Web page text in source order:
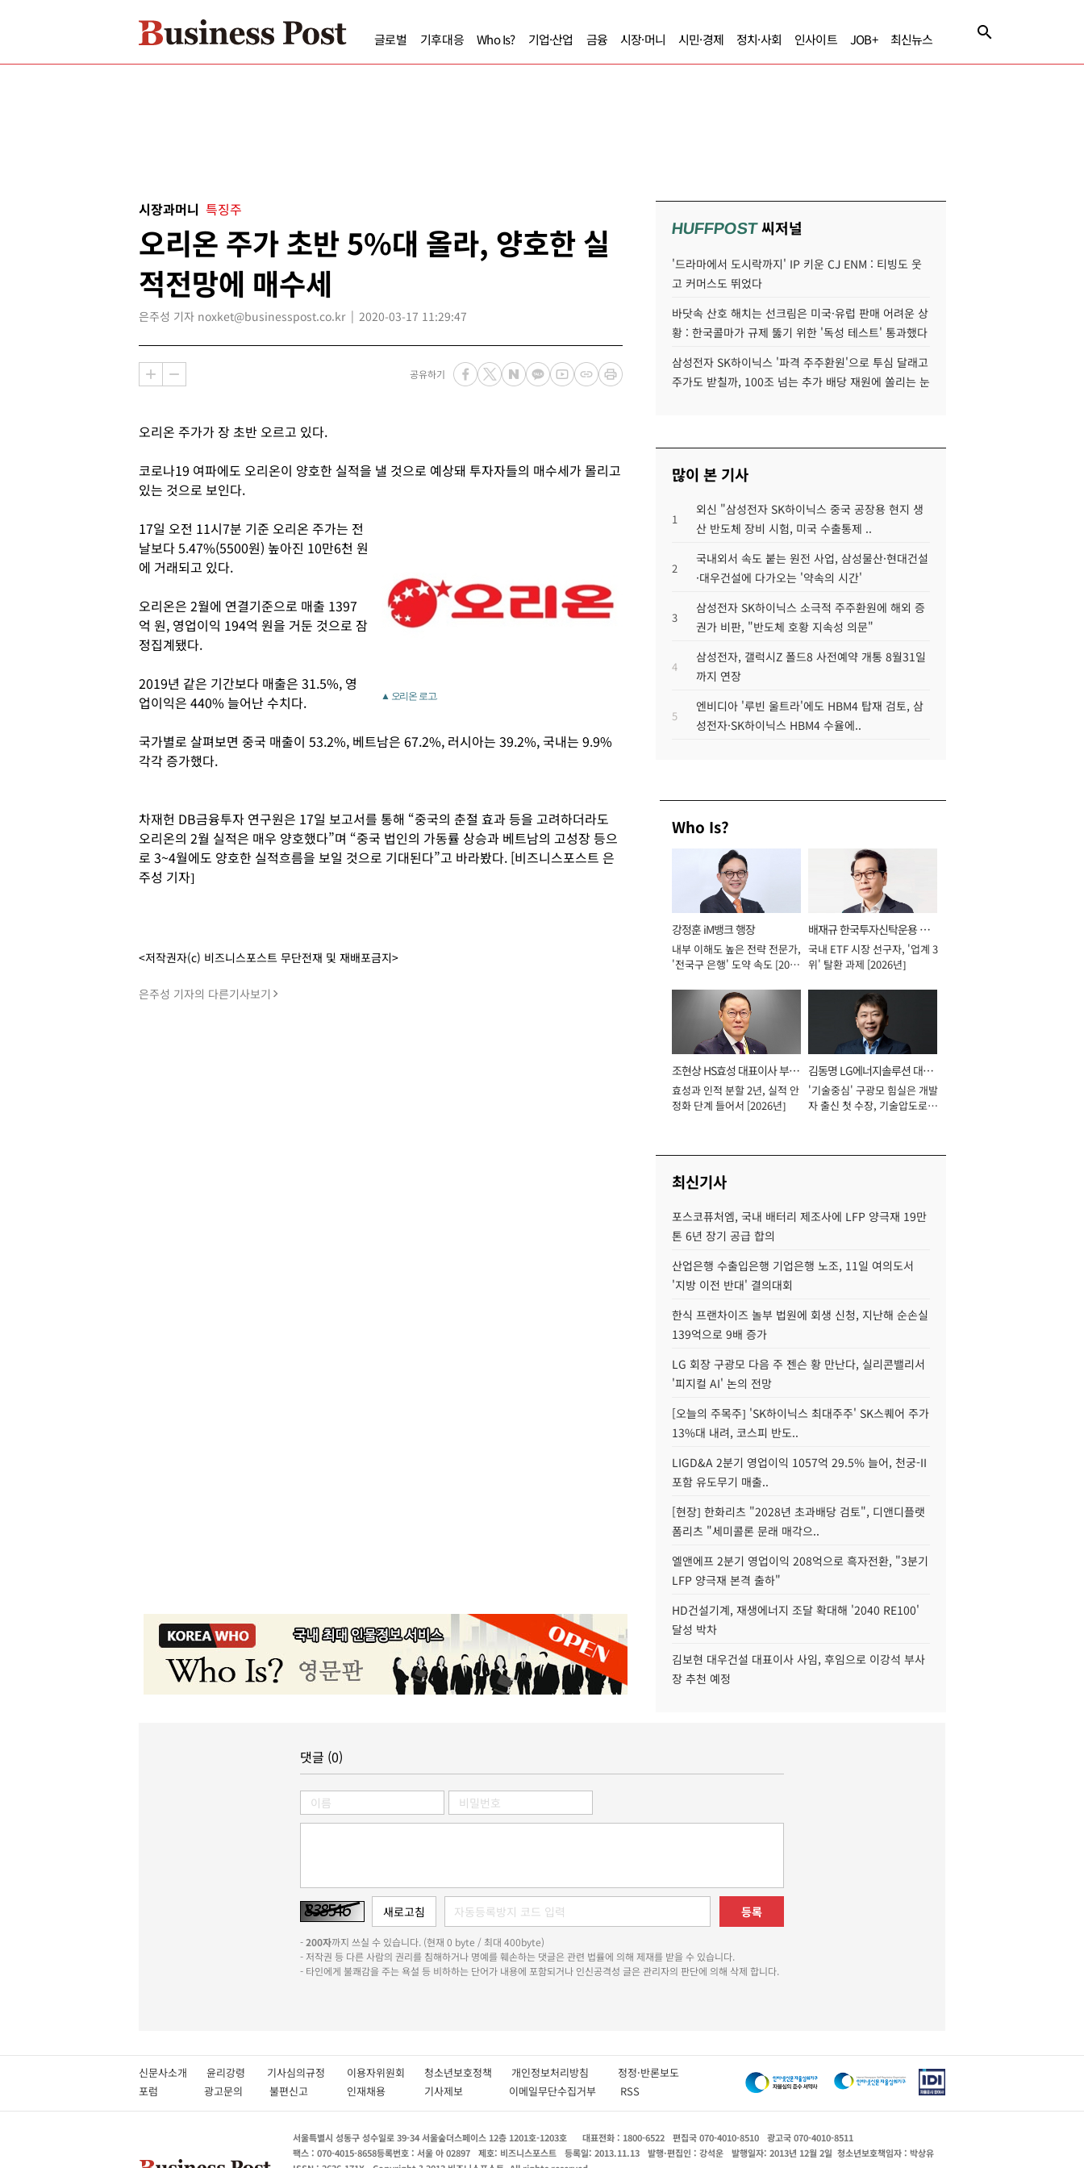
글로벌 기후대응 Who Is? 기업·산업 금융 시장·머니 시민·경제 정치·사회 인사이트 JOB+ 최신뉴스
시장과머니 특징주
오리온 주가 초반 5%대 올라, 양호한 실
적전망에 매수세
은주성 기자 noxket@businesspost.co.kr 2020-03-17 11:29:47
공유하기
오리온 주가가 장 초반 오르고 있다.
코로나19 여파에도 오리온이 양호한 실적을 낼 것으로 예상돼 투자자들의 매수세가 몰리고
있는 것으로 보인다.
▲ 오리온 로고.
17일 오전 11시7분 기준 오리온 주가는 전
날보다 5.47%(5500원) 높아진 10만6천 원
에 거래되고 있다.
오리온은 2월에 연결기준으로 매출 1397
억 원, 영업이익 194억 원을 거둔 것으로 잠
정집계됐다.
2019년 같은 기간보다 매출은 31.5%, 영
업이익은 440% 늘어난 수치다.
국가별로 살펴보면 중국 매출이 53.2%, 베트남은 67.2%, 러시아는 39.2%, 국내는 9.9%
각각 증가했다.
차재헌 DB금융투자 연구원은 17일 보고서를 통해 “중국의 춘절 효과 등을 고려하더라도
오리온의 2월 실적은 매우 양호했다”며 “중국 법인의 가동률 상승과 베트남의 고성장 등으
로 3~4월에도 양호한 실적흐름을 보일 것으로 기대된다”고 바라봤다. [비즈니스포스트 은
주성 기자]
<저작권자(c) 비즈니스포스트 무단전재 및 재배포금지>
은주성 기자의 다른기사보기
HUFFPOST씨저널
'드라마에서 도시락까지' IP 키운 CJ ENM : 티빙도 웃
고 커머스도 뛰었다
바닷속 산호 해치는 선크림은 미국·유럽 판매 어려운 상
황 : 한국콜마가 규제 뚫기 위한 '독성 테스트' 통과했다
삼성전자 SK하이닉스 '파격 주주환원'으로 투심 달래고
주가도 받칠까, 100조 넘는 추가 배당 재원에 쏠리는 눈
많이 본 기사
1
외신 "삼성전자 SK하이닉스 중국 공장용 현지 생
산 반도체 장비 시험, 미국 수출통제 ..
2
국내외서 속도 붙는 원전 사업, 삼성물산·현대건설
·대우건설에 다가오는 '약속의 시간'
3
삼성전자 SK하이닉스 소극적 주주환원에 해외 증
권가 비판, "반도체 호황 지속성 의문"
4
삼성전자, 갤럭시Z 폴드8 사전예약 개통 8월31일
까지 연장
5
엔비디아 '루빈 울트라'에도 HBM4 탑재 검토, 삼
성전자·SK하이닉스 HBM4 수율에..
Who Is?
강정훈 iM뱅크 행장
내부 이해도 높은 전략 전문가,
'전국구 은행' 도약 속도 [2026
배재규 한국투자신탁운용 대
표이사 사장
국내 ETF 시장 선구자, '업계 3
위' 탈환 과제 [2026년]
조현상 HS효성 대표이사 부회
장
효성과 인적 분할 2년, 실적 안
정화 단계 들어서 [2026년]
김동명 LG에너지솔루션 대표
이사 사장
'기술중심' 구광모 힘실은 개발
자 출신 첫 수장, 기술압도로
최신기사
포스코퓨처엠, 국내 배터리 제조사에 LFP 양극재 19만
톤 6년 장기 공급 합의
산업은행 수출입은행 기업은행 노조, 11일 여의도서
'지방 이전 반대' 결의대회
한식 프랜차이즈 놀부 법원에 회생 신청, 지난해 순손실
139억으로 9배 증가
LG 회장 구광모 다음 주 젠슨 황 만난다, 실리콘밸리서
'피지컬 AI' 논의 전망
[오늘의 주목주] 'SK하이닉스 최대주주' SK스퀘어 주가
13%대 내려, 코스피 반도..
LIGD&A 2분기 영업이익 1057억 29.5% 늘어, 천궁-II
포함 유도무기 매출..
[현장] 한화리츠 "2028년 초과배당 검토", 디앤디플랫
폼리츠 "세미콜론 문래 매각으..
엘앤에프 2분기 영업이익 208억으로 흑자전환, "3분기
LFP 양극재 본격 출하"
HD건설기계, 재생에너지 조달 확대해 '2040 RE100'
달성 박차
김보현 대우건설 대표이사 사임, 후임으로 이강석 부사
장 추천 예정
댓글 (0)
등록
-200자까지 쓰실 수 있습니다. (현재 0 byte / 최대 400byte)
- 저작권 등 다른 사람의 권리를 침해하거나 명예를 훼손하는 댓글은 관련 법률에 의해 제재를 받을 수 있습니다.
- 타인에게 불쾌감을 주는 욕설 등 비하하는 단어가 내용에 포함되거나 인신공격성 글은 관리자의 판단에 의해 삭제 합니다.
신문사소개 윤리강령 기사심의규정 이용자위원회 청소년보호정책 개인정보처리방침 정정·반론보도
포럼
광고문의 불편신고 인재채용 기사제보 이메일무단수집거부 RSS
서울특별시 성동구 성수일로 39-34 서울숲더스페이스 12층 1201호-1203호 대표전화 : 1800-6522 편집국 070-4010-8510
광고국 070-4010-8511
팩스 : 070-4015-8658등록번호 : 서울 아 02897 제호: 비즈니스포스트 등록일: 2013.11.13 발행·편집인 : 강석운 발행일자: 2013년 12월 2일 청소년보호책임자 : 박상유